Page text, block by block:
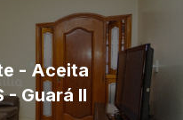
- Aceita
- Guará II